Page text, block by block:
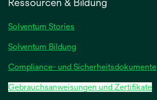
Registerkarte
Solventum Stories
Solventum Bildung
Compliance- und Sicherheitsdokumente
Gebrauchsanweisungen und Zertifikate